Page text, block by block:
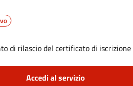
di rilascio del certificato di
Accedi al servizio